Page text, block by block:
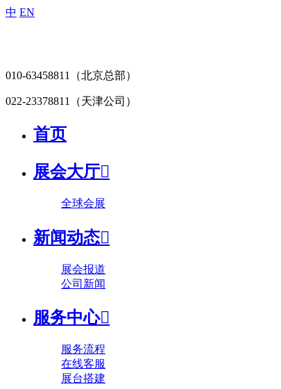
中 EN
010-63458811 （北京总部）
022-23378811 （天津公司）
首页
展会大厅
全球会展
新闻动态
展会报道
公司新闻
服务中心
服务流程
在线客服
展台搭建